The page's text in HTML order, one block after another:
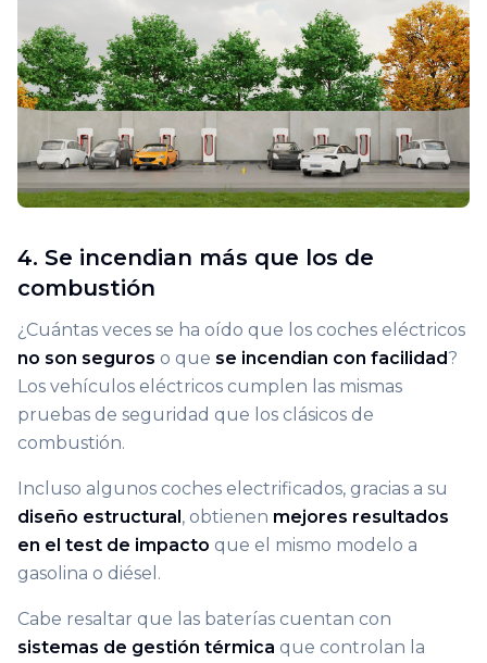
4. Se incendian más que los de
combustión
¿Cuántas veces se ha oído que los coches eléctricos
no son seguros o que se incendian con facilidad?
Los vehículos eléctricos cumplen las mismas
pruebas de seguridad que los clásicos de
combustión.
Incluso algunos coches electrificados, gracias a su
diseño estructural, obtienen mejores resultados
en el test de impacto que el mismo modelo a
gasolina o diésel.
Cabe resaltar que las baterías cuentan con
sistemas de gestión térmica que controlan la